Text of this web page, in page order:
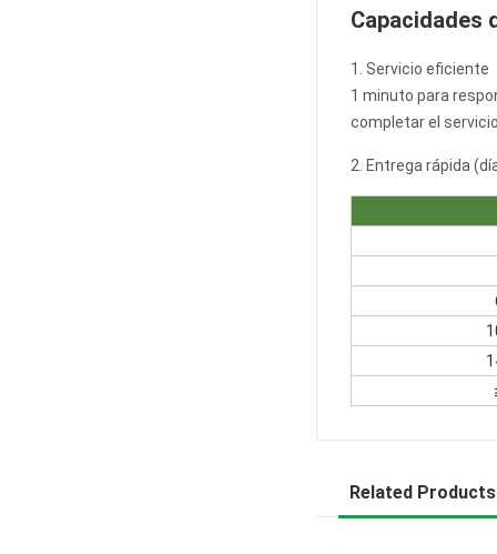
Capacidades
1. Servicio eficiente
1 minuto para
completar el
2. Entrega rápida
Related Products